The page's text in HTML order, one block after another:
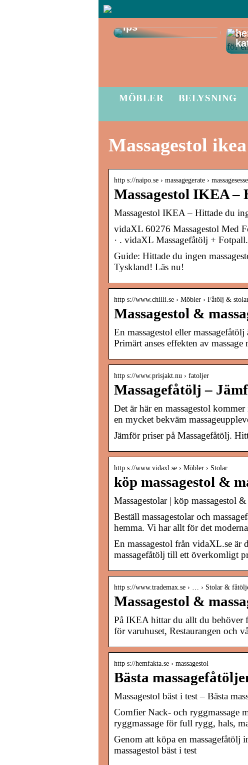
källarrenoveringst
ips
MÖBLER BELYSNING
Massagestol ikea
http s://naipo.se › massagegerate ›
Massagestol IKEA –
Massagestol IKEA – Hittade du
vidaXL 60276 Massagestol Med
· ‌. vidaXL Massagefåtölj + Fotpall.
Guide: Hittade du ingen
Tyskland! Läs nu!
http s://www.chilli.se › Möbler › Fåtölj &
Massagestol &
En massagestol eller
Primärt anses effekten av
http s://www.prisjakt.nu › fatoljer
Massagefåtölj –
Det är här en massagestol
en mycket bekväm
Jämför priser på Massagefåtölj.
http s://www.vidaxl.se › Möbler › Stolar
köp massagestol &
Massagestolar | köp massagestol
Beställ massagestolar och
hemma. Vi har allt för det
En massagestol från vidaXL.se är
massagefåtölj till ett överkomligt
http s://www.trademax.se › … › Stolar &
Massagestol &
På IKEA hittar du allt du behöver
för varuhuset, Restaurangen och
http s://hemfakta.se › massagestol
Bästa
Massagestol bäst i test – Bästa
Comfier Nack- och ryggmassage
ryggmassage för full rygg, hals,
Genom att köpa en massagefåtölj
massagestol bäst i test